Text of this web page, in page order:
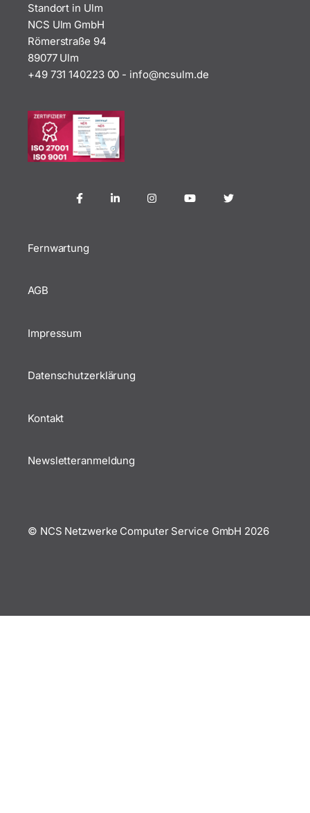
Standort in Ulm
NCS Ulm GmbH
Römerstraße 94
89077 Ulm
+49 731 140223 00 - ed.ml
uscn@
ofni
© NCS Netzwerke Computer Service GmbH 2026
Fernwartung
AGB
Impressum
Datenschutzerklärung
Kontakt
Newsletteranmeldung